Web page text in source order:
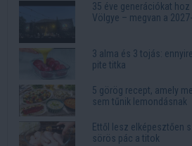
35 éve generációkat
Völgye – megvan a
3 alma és 3 tojás:
pite titka
5 görög recept, amely
sem tűnik lemondásnak
Ettől lesz elképesztően
sörös pác a titok